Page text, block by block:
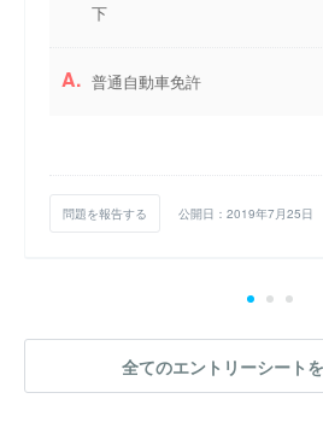
下
A. 普通自動車免許
問題を報告する 公開日：2019年7月25日
全てのエントリーシート